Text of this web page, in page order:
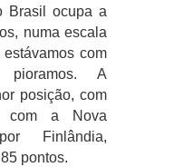
Brasil ocupa a
numa escala
com
A
posição, com
com a Nova
Finlândia,
pontos.